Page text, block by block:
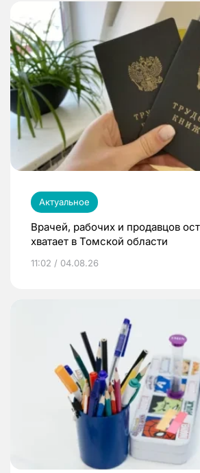
Актуальное
Врачей, рабочих и продавцов
хватает в Томской области
11:02 / 04.08.26